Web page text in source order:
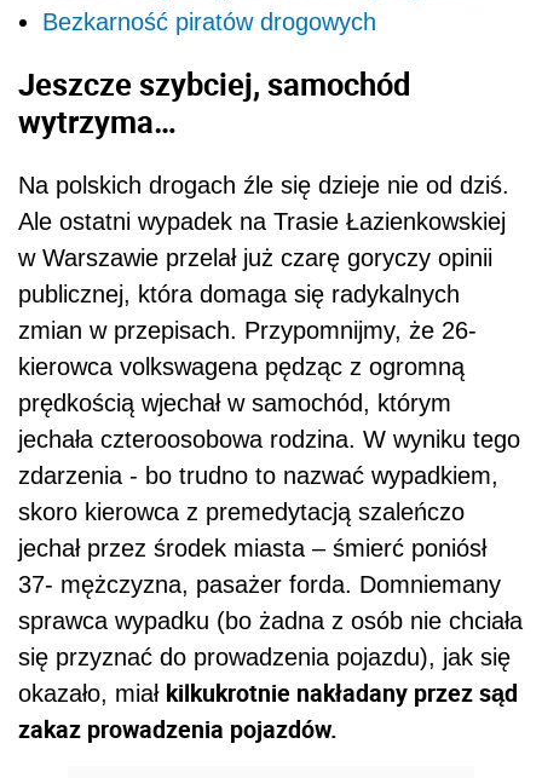
Bezkarność piratów drogowych
Jeszcze szybciej, samochód
wytrzyma…
Na polskich drogach źle się dzieje nie od dziś.
Ale ostatni wypadek na Trasie Łazienkowskiej
w Warszawie przelał już czarę goryczy opinii
publicznej, która domaga się radykalnych
zmian w przepisach. Przypomnijmy, że 26-
kierowca volkswagena pędząc z ogromną
prędkością wjechał w samochód, którym
jechała czteroosobowa rodzina. W wyniku tego
zdarzenia - bo trudno to nazwać wypadkiem,
skoro kierowca z premedytacją szaleńczo
jechał przez środek miasta – śmierć poniósł
37- mężczyzna, pasażer forda. Domniemany
sprawca wypadku (bo żadna z osób nie chciała
się przyznać do prowadzenia pojazdu), jak się
okazało, miał kilkukrotnie nakładany przez sąd
zakaz prowadzenia pojazdów.